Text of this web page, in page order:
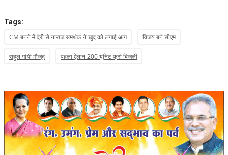
Tags:
CM बनने में देरी से नाराज समर्थक ने खुद को लगाई आग विजय बने सीएम
राहुल गांधी मौजूद पहला ऐलान 200 यूनिट फ्री बिजली